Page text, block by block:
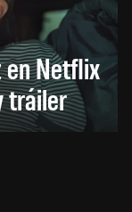
en Netflix
tráiler